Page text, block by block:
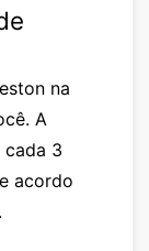
na
A
cada 3
acordo